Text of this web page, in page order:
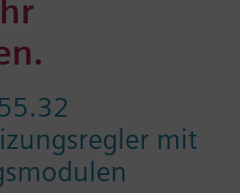
mit